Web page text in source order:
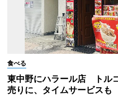
食べる
東中野にハラール店 トル
売りに、タイムサービスも